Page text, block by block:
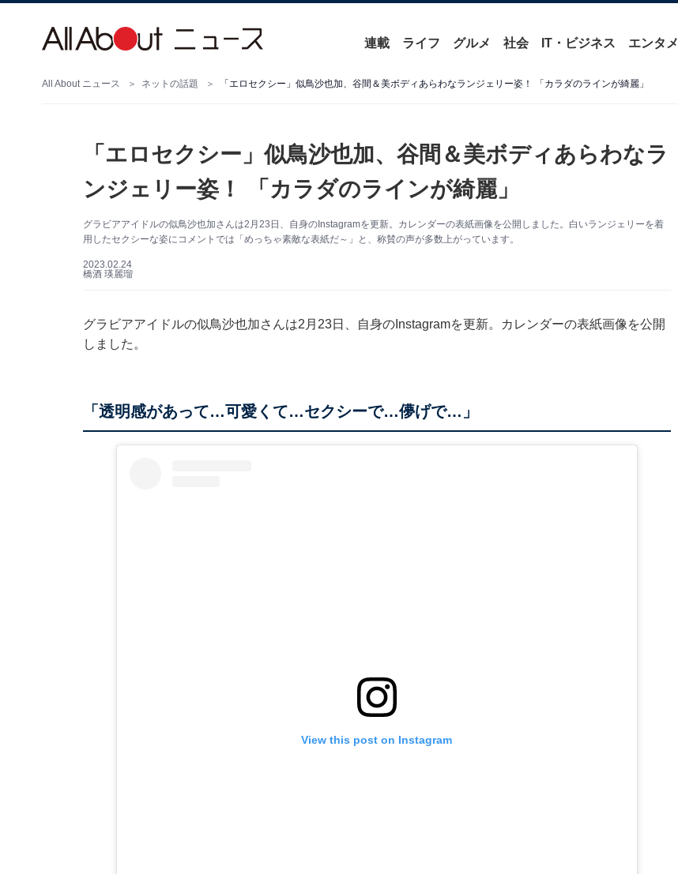
連載 ライフ グルメ 社会 IT・ビジネス エンタメ
All About ニュース ネットの話題 「エロセクシー」似鳥沙也加、谷間＆美ボディあらわなランジェリー姿！ 「カラダのラインが綺麗」
「エロセクシー」似鳥沙也加、谷間＆美ボディあらわなラ
ンジェリー姿！ 「カラダのラインが綺麗」
グラビアアイドルの似鳥沙也加さんは2月23日、自身のInstagramを更新。カレンダーの表紙画像を公開しました。白いランジェリーを着
用したセクシーな姿にコメントでは「めっちゃ素敵な表紙だ～」と、称賛の声が多数上がっています。
2023.02.24
橋酒 瑛麗瑠
グラビアアイドルの似鳥沙也加さんは2月23日、自身のInstagramを更新。カレンダーの表紙画像を公開
しました。
「透明感があって…可愛くて…セクシーで…儚げで…」
View this post on Instagram